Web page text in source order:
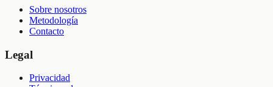
Sobre nosotros
Metodología
Contacto
Legal
Privacidad